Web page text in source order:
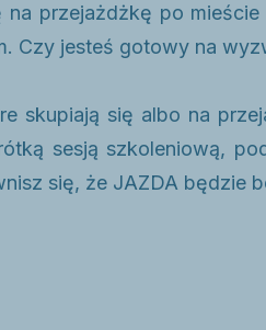
na przejażdżkę po
Czy jesteś gotowy na
skupiają się albo na
sesją szkoleniową,
się, że JAZDA będzie